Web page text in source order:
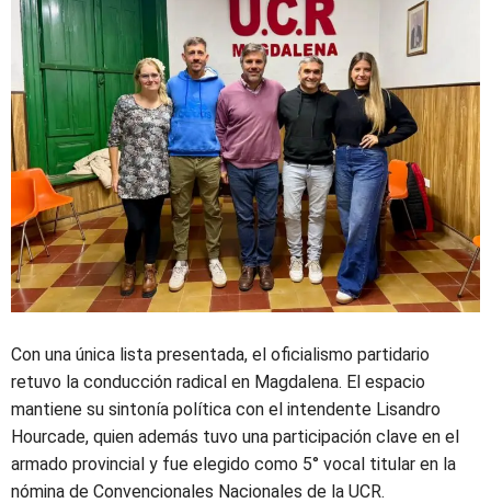
Con una única lista presentada, el oficialismo partidario
retuvo la conducción radical en Magdalena. El espacio
mantiene su sintonía política con el intendente Lisandro
Hourcade, quien además tuvo una participación clave en el
armado provincial y fue elegido como 5° vocal titular en la
nómina de Convencionales Nacionales de la UCR.